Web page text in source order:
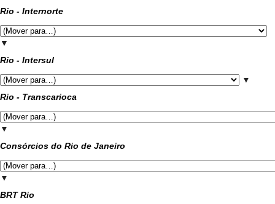
Rio - Internorte
▼
Rio - Intersul
▼
Rio - Transcarioca
▼
Consórcios do Rio de Janeiro
▼
BRT Rio